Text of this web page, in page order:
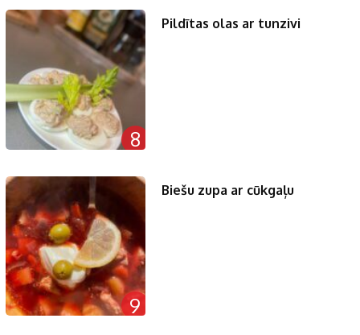
8
Pildītas olas ar tunzivi
9
Biešu zupa ar cūkgaļu